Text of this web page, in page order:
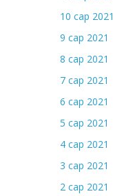
10 сар 2021
9 сар 2021
8 сар 2021
7 сар 2021
6 сар 2021
5 сар 2021
4 сар 2021
3 сар 2021
2 сар 2021